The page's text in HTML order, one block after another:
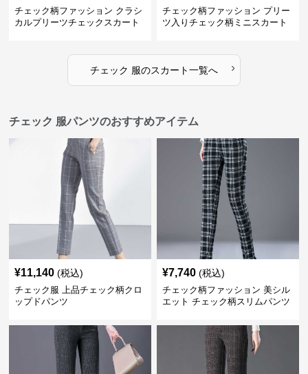
チェック柄ファッション クラシ
カルプリーツチェックスカート
チェック柄ファッション プリー
ツ入りチェック柄ミニスカート
チェック 服のスカート一覧へ ›
チェック 服パンツのおすすめアイテム
¥11,140 (税込)
チェック服 上品チェック柄クロ
ップドパンツ
¥7,740 (税込)
チェック柄ファッション 美シル
エット チェック柄スリムパンツ